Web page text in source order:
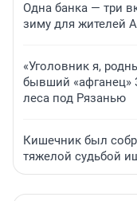
Одна банка — три
зиму для жителей
«Уголовник я,
бывший «афганец»
леса под Рязанью
Кишечник был
тяжелой судьбой